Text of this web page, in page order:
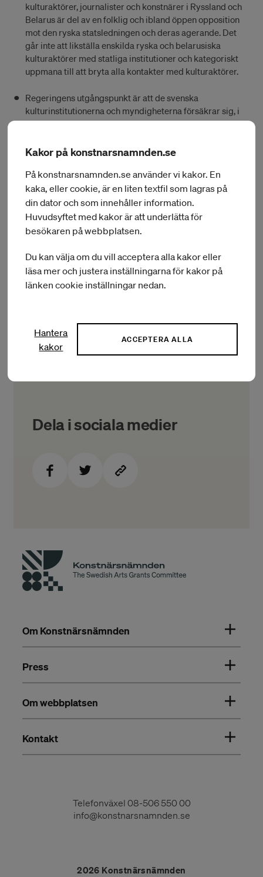
kulturaktörer, journalister och konstnärer i Ryssland och
Belarus är del av en folklig och ibland öppen opposition
mot den ryska statsledningen och deras agerande. Det
går inte att likställa enskilda ryska och belarusiska
kulturaktörer med statliga institutioner och kategoriskt
uppmana till att bryta alla kontakter med kulturaktörer.
Regeringens utgångspunkt är att de svenska
kulturinstitutionerna och myndigheterna försäkrar sig, i
varje enskilt fall, om eventuella individuella kontakter och
kulturinstitutionerna och myndigheterna att särskilt
Rekommendationen från regeringen är att svenska
kulturinstitutioner och myndigheter ska ha en mycket
strikt hållning vad avser utbetalningar, hantering av
ansökningar, genomförande av projekt, ingående av avtal
mottagare.
Konstnärsnämnden
kommer beakta regeringens rekommendationer.
Dela i sociala medier
Om Konstnärsnämnden
Press
Om webbplatsen
Kontakt
Telefonväxel 08-506 550 00
info@konstnarsnamnden.se
2026 Konstnärsnämnden
Kakor på konstnarsnamnden.se
På konstnarsnamnden.se använder vi kakor. En
kaka, eller cookie, är en liten textfil som lagras på
din dator och som innehåller information.
Huvudsyftet med kakor är att underlätta för
besökaren på webbplatsen.
Du kan välja om du vill acceptera alla kakor eller
läsa mer och justera inställningarna för kakor på
länken cookie inställningar nedan.
Hantera
kakor
ACCEPTERA ALLA